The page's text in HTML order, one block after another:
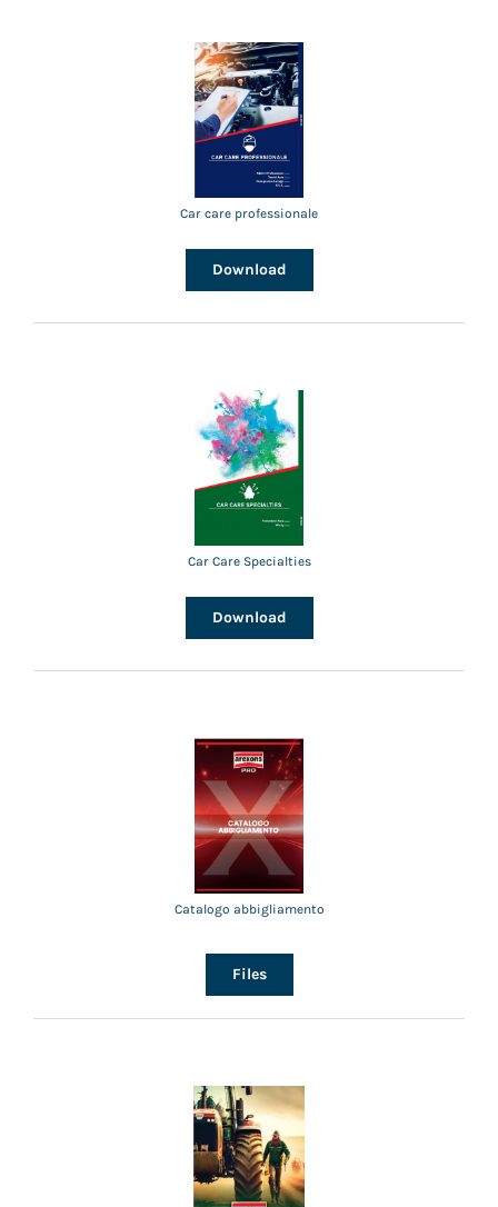
Car care professionale
Download
Car Care Specialties
Download
Catalogo abbigliamento
Files